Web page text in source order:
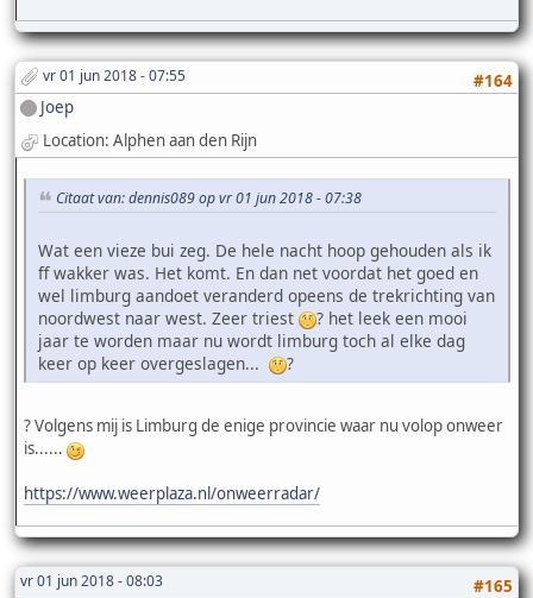
vr 01 jun 2018 - 07:55
#164
Joep
Location: Alphen aan den Rijn
Citaat van: dennis089 op vr 01 jun 2018 - 07:38
Wat een vieze bui zeg. De hele nacht hoop gehouden als ik
ff wakker was. Het komt. En dan net voordat het goed en
wel limburg aandoet veranderd opeens de trekrichting van
noordwest naar west. Zeer triest
? het leek een mooi
jaar te worden maar nu wordt limburg toch al elke dag
keer op keer overgeslagen...
?
? Volgens mij is Limburg de enige provincie waar nu volop onweer
is......
https://www.weerplaza.nl/onweerradar/
vr 01 jun 2018 - 08:03
#165